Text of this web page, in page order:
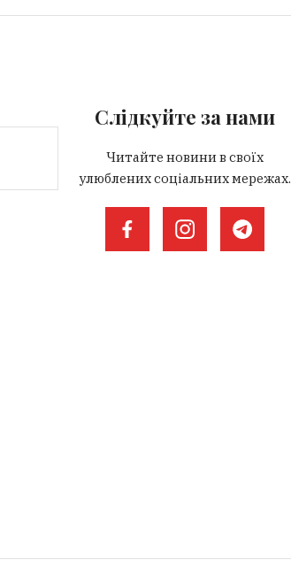
Слідкуйте за нами
Читайте новини в своїх
улюблених соціальних мережах.